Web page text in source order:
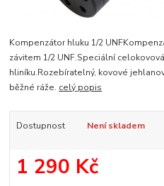
Kompenzátor hluku 1/2
závitem 1/2 UNF.Speciální
hliníku.Rozebíratelný, kovové
běžné ráže. celý popis
Dostupnost Není skladem
1 290 Kč